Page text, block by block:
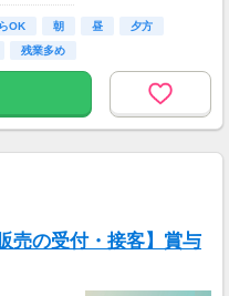
OK 朝 昼
夕方
残業多め
の受付・接客】賞与